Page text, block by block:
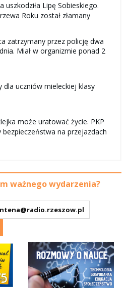
uszkodziła Lipę Sobieskiego.
Roku został złamany
zatrzymany przez policję dwa
Miał w organizmie ponad 2
dla uczniów mieleckiej klasy
może uratować życie. PKP
na przejazdach
ważnego wydarzenia?